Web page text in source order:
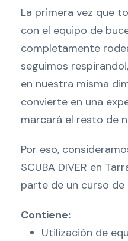
A
D
I
V
I
N
G
a
r
j
t
La primera vez que
con el equipo de
completamente
seguimos
en nuestra misma
convierte en una
marcará el resto de
Por eso,
SCUBA DIVER en
parte de un curso de
Contiene:
Utilización de